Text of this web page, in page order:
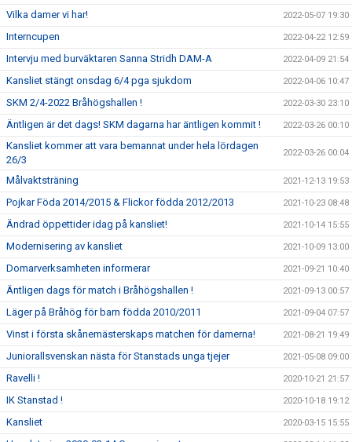
Vilka damer vi har! 2022-05-07 19:30
Interncupen 2022-04-22 12:59
Intervju med burväktaren Sanna Stridh DAM-A 2022-04-09 21:54
Kansliet stängt onsdag 6/4 pga sjukdom 2022-04-06 10:47
SKM 2/4-2022 Bråhögshallen ! 2022-03-30 23:10
Äntligen är det dags! SKM dagarna har äntligen kommit ! 2022-03-26 00:10
Kansliet kommer att vara bemannat under hela lördagen
26/3
2022-03-26 00:04
Målvaktsträning 2021-12-13 19:53
Pojkar Föda 2014/2015 & Flickor födda 2012/2013 2021-10-23 08:48
Ändrad öppettider idag på kansliet! 2021-10-14 15:55
Modernisering av kansliet 2021-10-09 13:00
Domarverksamheten informerar 2021-09-21 10:40
Äntligen dags för match i Bråhögshallen ! 2021-09-13 00:57
Läger på Bråhög för barn födda 2010/2011 2021-09-04 07:57
Vinst i första skånemästerskaps matchen för damerna! 2021-08-21 19:49
Juniorallsvenskan nästa för Stanstads unga tjejer 2021-05-08 09:00
Ravelli ! 2020-10-21 21:57
IK Stanstad ! 2020-10-18 19:12
Kansliet 2020-03-15 15:55